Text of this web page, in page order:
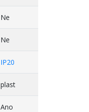
Ne
Ne
IP20
plast
Ano